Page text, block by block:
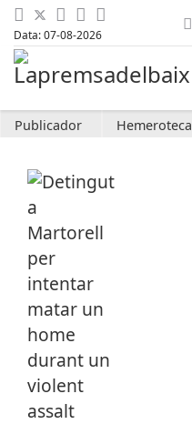
Data: 07-08-2026
Publicador Hemeroteca